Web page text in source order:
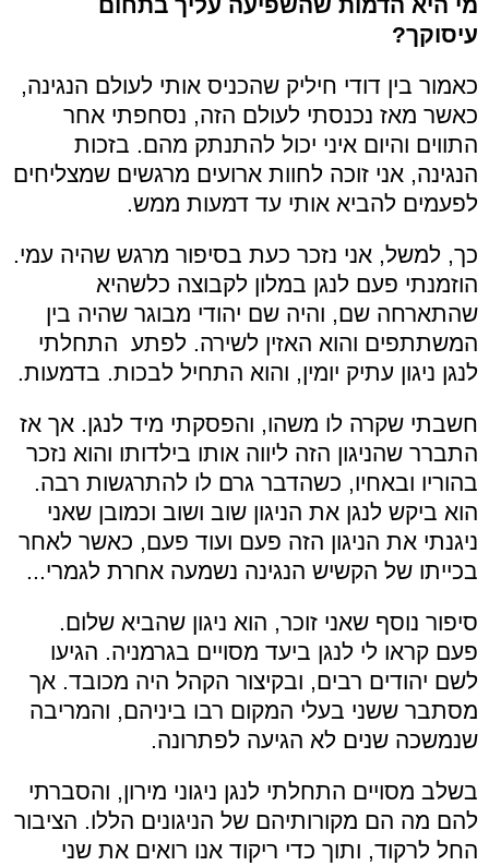
מי היא הדמות שהשפיעה עליך בתחום
עיסוקך?
כאמור בין דודי חיליק שהכניס אותי לעולם הנגינה,
כאשר מאז נכנסתי לעולם הזה, נסחפתי אחר
התווים והיום איני יכול להתנתק מהם. בזכות
הנגינה, אני זוכה לחוות ארועים מרגשים שמצליחים
לפעמים להביא אותי עד דמעות ממש.
כך, למשל, אני נזכר כעת בסיפור מרגש שהיה עמי.
הוזמנתי פעם לנגן במלון לקבוצה כלשהיא
שהתארחה שם, והיה שם יהודי מבוגר שהיה בין
המשתתפים והוא האזין לשירה. לפתע התחלתי
לנגן ניגון עתיק יומין, והוא התחיל לבכות. בדמעות.
חשבתי שקרה לו משהו, והפסקתי מיד לנגן. אך אז
התברר שהניגון הזה ליווה אותו בילדותו והוא נזכר
בהוריו ובאחיו, כשהדבר גרם לו להתרגשות רבה.
הוא ביקש לנגן את הניגון שוב ושוב וכמובן שאני
ניגנתי את הניגון הזה פעם ועוד פעם, כאשר לאחר
בכייתו של הקשיש הנגינה נשמעה אחרת לגמרי...
סיפור נוסף שאני זוכר, הוא ניגון שהביא שלום.
פעם קראו לי לנגן ביעד מסויים בגרמניה. הגיעו
לשם יהודים רבים, ובקיצור הקהל היה מכובד. אך
מסתבר ששני בעלי המקום רבו ביניהם, והמריבה
שנמשכה שנים לא הגיעה לפתרונה.
בשלב מסויים התחלתי לנגן ניגוני מירון, והסברתי
להם מה הם מקורותיהם של הניגונים הללו. הציבור
החל לרקוד, ותוך כדי ריקוד אנו רואים את שני